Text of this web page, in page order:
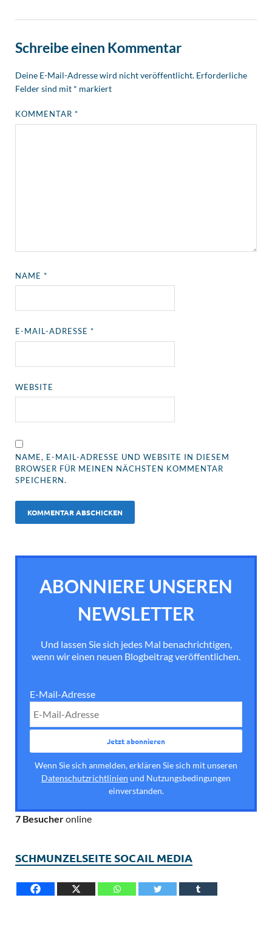
Schreibe einen Kommentar
Deine E-Mail-Adresse wird nicht veröffentlicht. Erforderliche
Felder sind mit * markiert
KOMMENTAR*
NAME*
E-MAIL-ADRESSE*
WEBSITE
NAME, E-MAIL-ADRESSE UND WEBSITE IN DIESEM
BROWSER FÜR MEINEN NÄCHSTEN KOMMENTAR
SPEICHERN.
ABONNIERE UNSEREN
NEWSLETTER
Und lassen Sie sich jedes Mal benachrichtigen,
wenn wir einen neuen Blogbeitrag veröffentlichen.
E-Mail-Adresse
Wenn Sie sich anmelden, erklären Sie sich mit unseren
Datenschutzrichtlinien und Nutzungsbedingungen
einverstanden.
7 Besucheronline
SCHMUNZELSEITE SOCAIL MEDIA